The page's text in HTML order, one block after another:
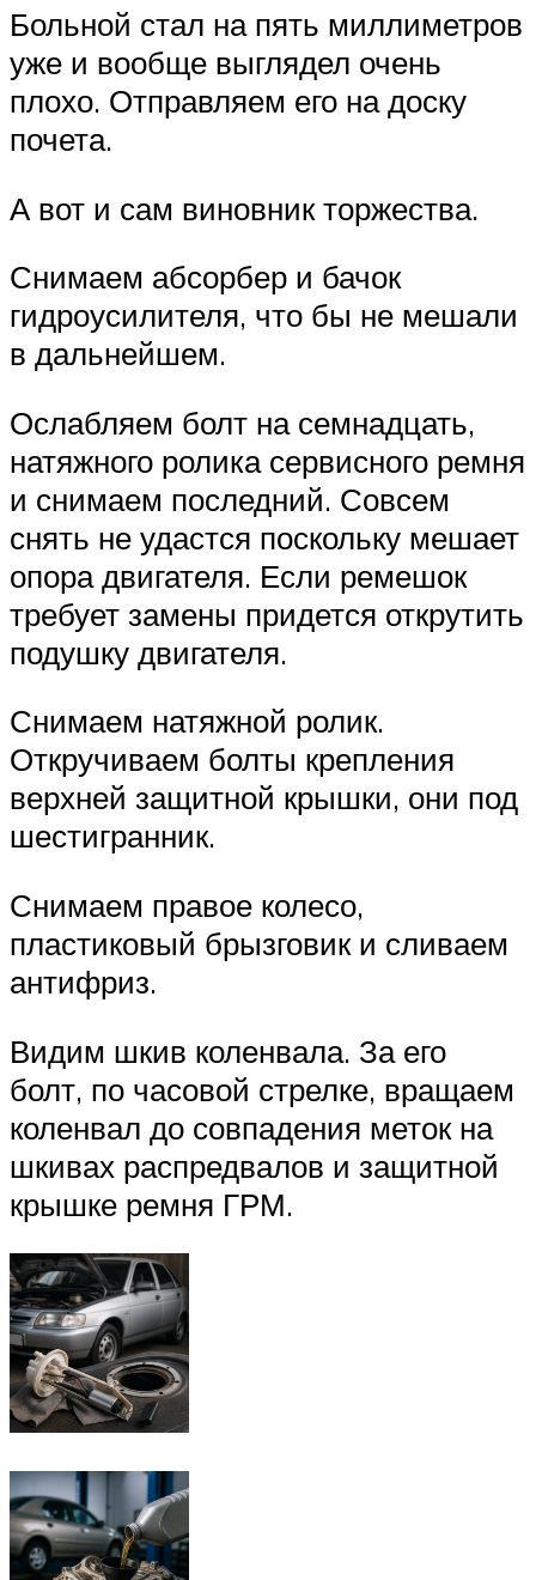
Больной стал на пять миллиметров
уже и вообще выглядел очень
плохо. Отправляем его на доску
почета.
А вот и сам виновник торжества.
Снимаем абсорбер и бачок
гидроусилителя, что бы не мешали
в дальнейшем.
Ослабляем болт на семнадцать,
натяжного ролика сервисного ремня
и снимаем последний. Совсем
снять не удастся поскольку мешает
опора двигателя. Если ремешок
требует замены придется открутить
подушку двигателя.
Снимаем натяжной ролик.
Откручиваем болты крепления
верхней защитной крышки, они под
шестигранник.
Снимаем правое колесо,
пластиковый брызговик и сливаем
антифриз.
Видим шкив коленвала. За его
болт, по часовой стрелке, вращаем
коленвал до совпадения меток на
шкивах распредвалов и защитной
крышке ремня ГРМ.